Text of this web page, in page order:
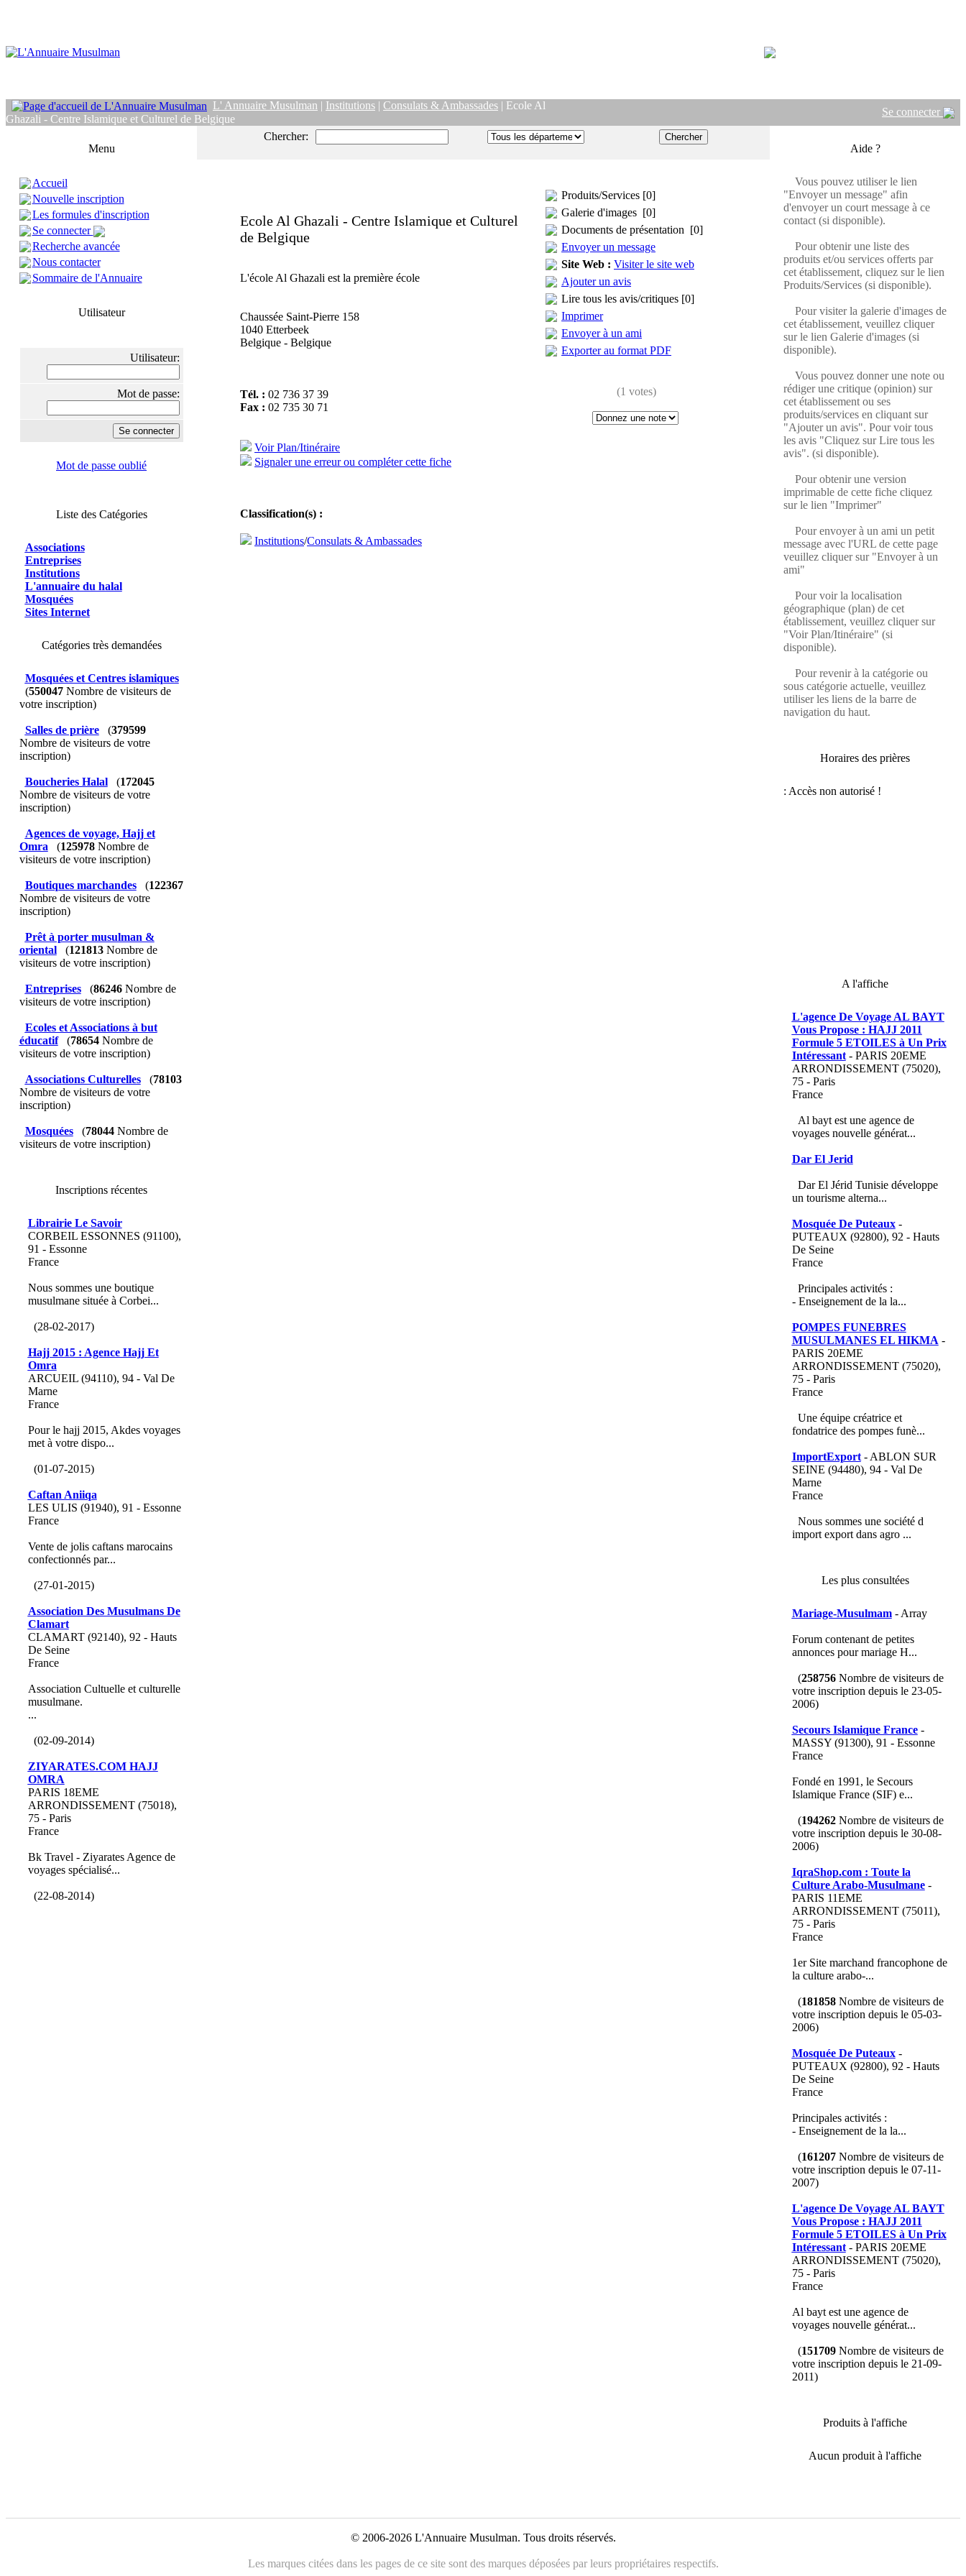
L' Annuaire Musulman | Institutions | Consulats & Ambassades | Ecole Al
Ghazali - Centre Islamique et Culturel de Belgique
Se connecter
Menu
Accueil
Nouvelle inscription
Les formules d'inscription
Se connecter
Recherche avancée
Nous contacter
Sommaire de l'Annuaire
Utilisateur
Utilisateur:
Mot de passe:
Mot de passe oublié
Liste des Catégories
Associations
Entreprises
Institutions
L'annuaire du halal
Mosquées
Sites Internet
Catégories très demandées
Mosquées et Centres islamiques
(550047Nombre de visiteurs de
votre inscription)
Salles de prière (379599
Nombre de visiteurs de votre
inscription)
Boucheries Halal (172045
Nombre de visiteurs de votre
inscription)
Agences de voyage, Hajj et
Omra
(125978Nombre de
visiteurs de votre inscription)
Boutiques marchandes (122367
Nombre de visiteurs de votre
inscription)
Prêt à porter musulman &
oriental
(121813Nombre de
visiteurs de votre inscription)
Entreprises (86246Nombre de
visiteurs de votre inscription)
Ecoles et Associations à but
éducatif
(78654Nombre de
visiteurs de votre inscription)
Associations Culturelles (78103
Nombre de visiteurs de votre
inscription)
Mosquées (78044Nombre de
visiteurs de votre inscription)
Inscriptions récentes
Librairie Le Savoir
CORBEIL ESSONNES (91100),
91 - Essonne
France
Nous sommes une boutique
musulmane située à Corbei...
(28-02-2017)
Hajj 2015 : Agence Hajj Et
Omra
ARCUEIL (94110), 94 - Val De
Marne
France
Pour le hajj 2015, Akdes voyages
met à votre dispo...
(01-07-2015)
Caftan Aniiqa
LES ULIS (91940), 91 - Essonne
France
Vente de jolis caftans marocains
confectionnés par...
(27-01-2015)
Association Des Musulmans De
Clamart
CLAMART (92140), 92 - Hauts
De Seine
France
Association Cultuelle et culturelle
musulmane.
...
(02-09-2014)
ZIYARATES.COM HAJJ
OMRA
PARIS 18EME
ARRONDISSEMENT (75018),
75 - Paris
France
Bk Travel - Ziyarates Agence de
voyages spécialisé...
(22-08-2014)
Chercher:
Ecole Al Ghazali - Centre Islamique et Culturel
de Belgique
L'école Al Ghazali est la première école
Chaussée Saint-Pierre 158
1040 Etterbeek
Belgique - Belgique
Tél. : 02 736 37 39
Fax : 02 735 30 71
Voir Plan/Itinéraire
Signaler une erreur ou compléter cette fiche
Classification(s) :
Institutions/Consulats & Ambassades
Produits/Services [0]
Galerie d'images [0]
Documents de présentation [0]
Envoyer un message
Site Web : Visiter le site web
Ajouter un avis
Lire tous les avis/critiques [0]
Imprimer
Envoyer à un ami
Exporter au format PDF
(1 votes)
Aide ?
Vous pouvez utiliser le lien
"Envoyer un message" afin
d'envoyer un court message à ce
contact (si disponible).
Pour obtenir une liste des
produits et/ou services offerts par
cet établissement, cliquez sur le lien
Produits/Services (si disponible).
Pour visiter la galerie d'images de
cet établissement, veuillez cliquer
sur le lien Galerie d'images (si
disponible).
Vous pouvez donner une note ou
rédiger une critique (opinion) sur
cet établissement ou ses
produits/services en cliquant sur
"Ajouter un avis". Pour voir tous
les avis "Cliquez sur Lire tous les
avis". (si disponible).
Pour obtenir une version
imprimable de cette fiche cliquez
sur le lien "Imprimer"
Pour envoyer à un ami un petit
message avec l'URL de cette page
veuillez cliquer sur "Envoyer à un
ami"
Pour voir la localisation
géographique (plan) de cet
établissement, veuillez cliquer sur
"Voir Plan/Itinéraire" (si
disponible).
Pour revenir à la catégorie ou
sous catégorie actuelle, veuillez
utiliser les liens de la barre de
navigation du haut.
Horaires des prières
A l'affiche
L'agence De Voyage AL BAYT
Vous Propose : HAJJ 2011
Formule 5 ETOILES à Un Prix
Intéressant- PARIS 20EME
ARRONDISSEMENT (75020),
75 - Paris
France
Al bayt est une agence de
voyages nouvelle générat...
Dar El Jerid
Dar El Jérid Tunisie développe
un tourisme alterna...
Mosquée De Puteaux-
PUTEAUX (92800), 92 - Hauts
De Seine
France
Principales activités :
- Enseignement de la la...
POMPES FUNEBRES
MUSULMANES EL HIKMA -
PARIS 20EME
ARRONDISSEMENT (75020),
75 - Paris
France
Une équipe créatrice et
fondatrice des pompes funè...
ImportExport- ABLON SUR
SEINE (94480), 94 - Val De
Marne
France
Nous sommes une société d
import export dans agro ...
Les plus consultées
Mariage-Musulmam- Array
Forum contenant de petites
annonces pour mariage H...
(258756Nombre de visiteurs de
votre inscription depuis le 23-05-
2006)
Secours Islamique France-
MASSY (91300), 91 - Essonne
France
Fondé en 1991, le Secours
Islamique France (SIF) e...
(194262Nombre de visiteurs de
votre inscription depuis le 30-08-
2006)
IqraShop.com : Toute la
Culture Arabo-Musulmane-
PARIS 11EME
ARRONDISSEMENT (75011),
75 - Paris
France
1er Site marchand francophone de
la culture arabo-...
(181858Nombre de visiteurs de
votre inscription depuis le 05-03-
2006)
Mosquée De Puteaux-
PUTEAUX (92800), 92 - Hauts
De Seine
France
Principales activités :
- Enseignement de la la...
(161207Nombre de visiteurs de
votre inscription depuis le 07-11-
2007)
L'agence De Voyage AL BAYT
Vous Propose : HAJJ 2011
Formule 5 ETOILES à Un Prix
Intéressant- PARIS 20EME
ARRONDISSEMENT (75020),
75 - Paris
France
Al bayt est une agence de
voyages nouvelle générat...
(151709Nombre de visiteurs de
votre inscription depuis le 21-09-
2011)
Produits à l'affiche
Aucun produit à l'affiche
© 2006-2026 L'Annuaire Musulman. Tous droits réservés.
Les marques citées dans les pages de ce site sont des marques déposées par leurs propriétaires respectifs.